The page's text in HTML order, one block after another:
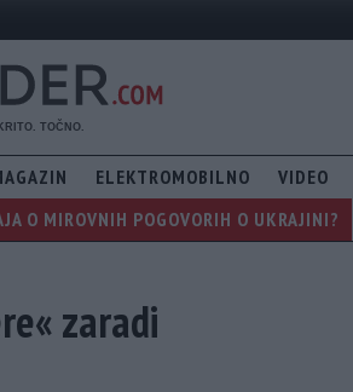
ELEKTROMOBILNO VIDEO
O MIROVNIH POGOVORIH O UKRAJINI?
zaradi